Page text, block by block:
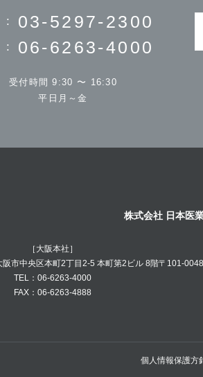
: 03-5297-2300
: 06-6263-4000
受付時間 9:30 〜 16:30
平日月～金
株式会社 日本医
［大阪本社］
市中央区本町2丁目2-5 本町第2ビル 8階
TEL：06-6263-4000
FAX：06-6263-4888
〒101-
個人情報保護方